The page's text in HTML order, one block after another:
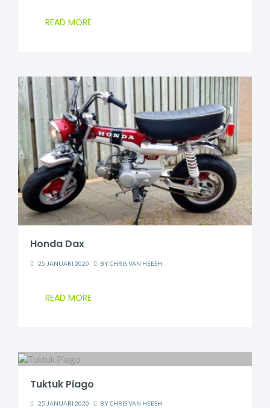
READ MORE
Honda Dax
25 JANUARI 2020 BYCHRIS VAN HEESH
READ MORE
Tuktuk Piago
25 JANUARI 2020 BYCHRIS VAN HEESH